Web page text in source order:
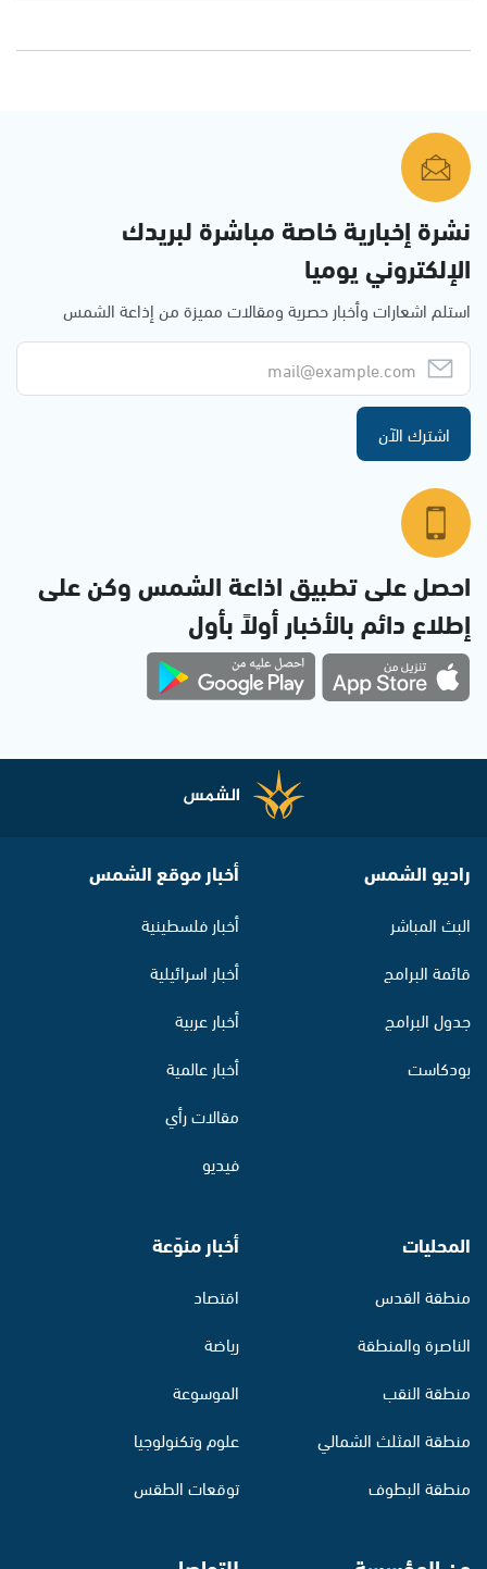
نشرة إخبارية خاصة مباشرة لبريدك
الإلكتروني يوميا
استلم اشعارات وأخبار حصرية ومقالات مميزة من إذاعة الشمس
اشترك الآن
احصل على تطبيق اذاعة الشمس وكن على
إطلاع دائم بالأخبار أولاً بأول
راديو الشمس
البث المباشر
قائمة البرامج
جدول البرامج
بودكاست
أخبار موقع الشمس
أخبار فلسطينية
أخبار اسرائيلية
أخبار عربية
أخبار عالمية
مقالات رأي
فيديو
المحليات
منطقة القدس
الناصرة والمنطقة
منطقة النقب
منطقة المثلث الشمالي
منطقة البطوف
أخبار منوّعة
اقتصاد
رياضة
الموسوعة
علوم وتكنولوجيا
توقعات الطقس